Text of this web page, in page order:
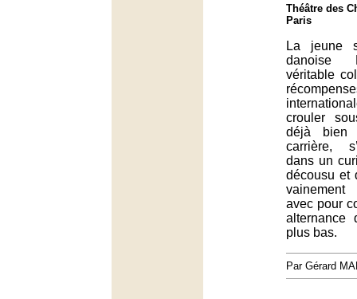
Théâtre des
Paris
La jeune
danoise
véritable
crouler
déjà bien
carrière,
dans un
décousu et
avec pour
alternance
plus bas.
Par Gérard